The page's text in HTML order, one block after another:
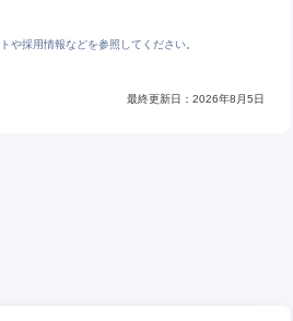
や採用情報などを参照してください。
最終更新日： 2026年8月5日